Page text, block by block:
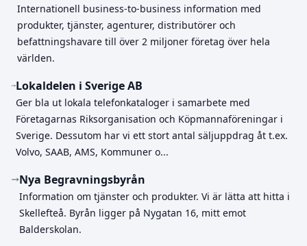
Internationell business-to-business information med
produkter, tjänster, agenturer, distributörer och
befattningshavare till över 2 miljoner företag över hela
världen.
Lokaldelen i Sverige AB
Ger bla ut lokala telefonkataloger i samarbete med
Företagarnas Riksorganisation och Köpmannaföreningar i
Sverige. Dessutom har vi ett stort antal säljuppdrag åt t.ex.
Volvo, SAAB, AMS, Kommuner o...
Nya Begravningsbyrån
Information om tjänster och produkter. Vi är lätta att hitta i
Skellefteå. Byrån ligger på Nygatan 16, mitt emot
Balderskolan.